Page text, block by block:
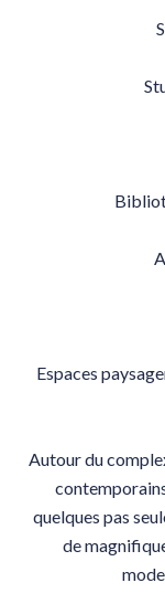
Espaces
Autour du
quelques pas
de